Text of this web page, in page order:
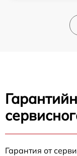
Гарантия от